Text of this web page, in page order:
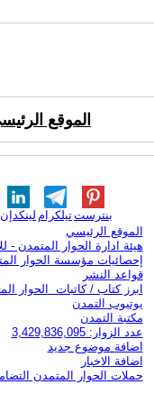
الموقع
لينكدإن تيلكرامبنترست
الموقع الرئيسي
هيئة ادارة الحوار المتمدن -
إحصائيات مؤسسة الحوار
قواعد النشر
ابرز كتاب / كاتبات الحوار
يوتيوب التمدن
مكتبة التمدن
عدد الزوار: 3,429,836,095
اضافة موضوع جديد
اضافة الاخبار
حملات الحوار المتمدن